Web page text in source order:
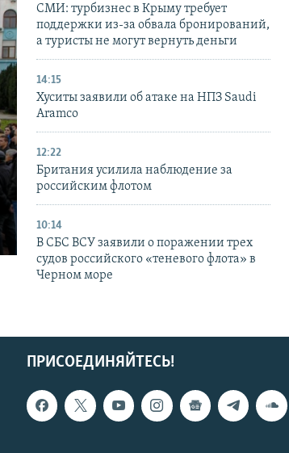
СМИ: турбизнес в Крыму требует
поддержки из-за обвала бронирований,
а туристы не могут вернуть деньги
14:15
Хуситы заявили об атаке на НПЗ Saudi
Aramco
12:22
Британия усилила наблюдение за
российским флотом
10:14
В СБС ВСУ заявили о поражении трех
судов российского «теневого флота» в
Черном море
ПРИСОЕДИНЯЙТЕСЬ!